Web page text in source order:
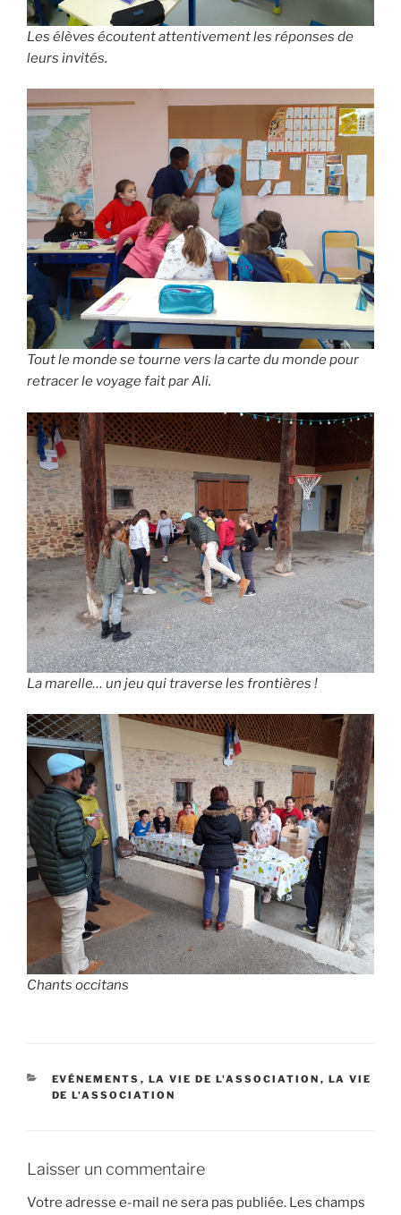
Les élèves écoutent attentivement les réponses de
leurs invités.
Tout le monde se tourne vers la carte du monde pour
retracer le voyage fait par Ali.
La marelle… un jeu qui traverse les frontières !
Chants occitans
EVÉNEMENTS , LA VIE DE L'ASSOCIATION , LA VIE
DE L'ASSOCIATION
Laisser un commentaire
Votre adresse e-mail ne sera pas publiée. Les champs